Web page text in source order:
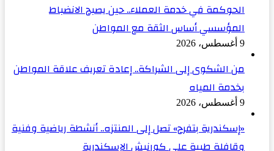
الحوكمة في خدمة العملاء.. حين يصبح الانضباط
المؤسسي أساس الثقة مع المواطن
9 أغسطس، 2026
من الشكوى إلى الشراكة.. إعادة تعريف علاقة المواطن
بخدمة المياه
9 أغسطس، 2026
«إسكندرية بتفرح» تصل إلى المنتزه.. أنشطة رياضية وفنية
وقافلة طبية على كورنيش الإسكندرية